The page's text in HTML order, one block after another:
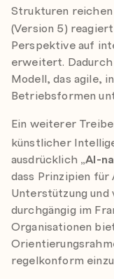
Strukturen
(Version 5)
Perspektive auf
erweitert.
Modell, das agile,
Betriebsformen
Ein weiterer
künstlicher
ausdrücklich „AI-
dass Prinzipien
Unterstützung
durchgängig im
Organisationen
regelkonform